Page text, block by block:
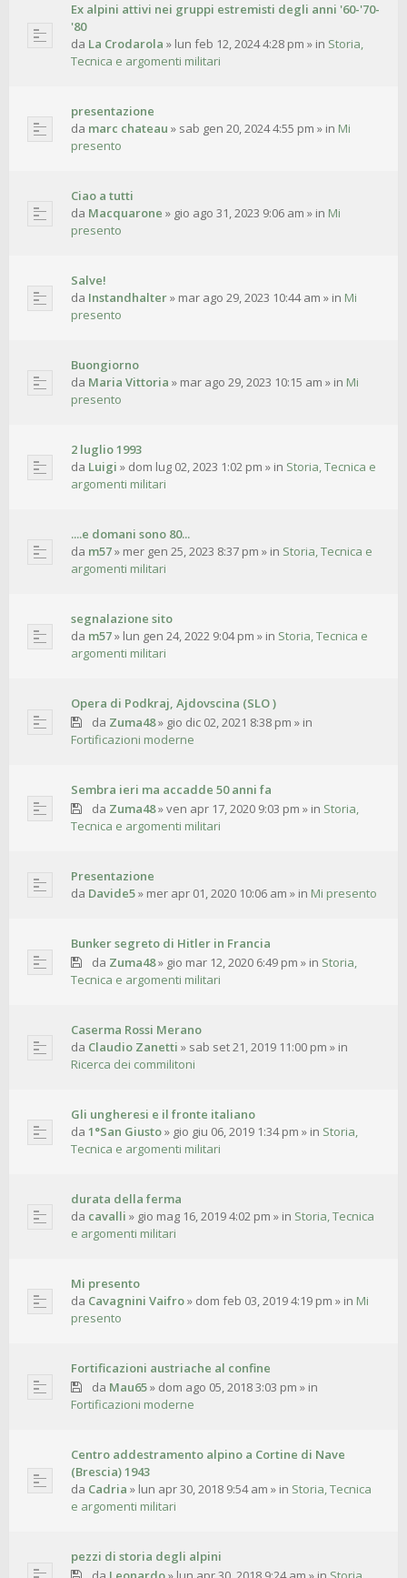
Ex alpini attivi nei gruppi estremisti degli anni '60-'70-
'80
da La Crodarola » lun feb 12, 2024 4:28 pm » in Storia,
Tecnica e argomenti militari
presentazione
da marc chateau » sab gen 20, 2024 4:55 pm » in Mi
presento
Ciao a tutti
da Macquarone » gio ago 31, 2023 9:06 am » in Mi
presento
Salve!
da Instandhalter» mar ago 29, 2023 10:44 am » in Mi
presento
Buongiorno
da Maria Vittoria » mar ago 29, 2023 10:15 am » in Mi
presento
2 luglio 1993
da Luigi » dom lug 02, 2023 1:02 pm » in Storia, Tecnica e
argomenti militari
....e domani sono 80...
da m57» mer gen 25, 2023 8:37 pm » in Storia, Tecnica e
argomenti militari
segnalazione sito
da m57» lun gen 24, 2022 9:04 pm » in Storia, Tecnica e
argomenti militari
Opera di Podkraj, Ajdovscina (SLO )
da Zuma48» gio dic 02, 2021 8:38 pm » in
Fortificazioni moderne
Sembra ieri ma accadde 50 anni fa
da Zuma48»ven apr 17, 2020 9:03 pm » in Storia,
Tecnica e argomenti militari
Presentazione
da Davide5» mer apr 01, 2020 10:06 am » in Mi presento
Bunker segreto di Hitler in Francia
da Zuma48» gio mar 12, 2020 6:49 pm » in Storia,
Tecnica e argomenti militari
Caserma Rossi Merano
da Claudio Zanetti » sab set 21, 2019 11:00 pm » in
Ricerca dei commilitoni
Gli ungheresi e il fronte italiano
da 1°San Giusto» gio giu 06, 2019 1:34 pm » in Storia,
Tecnica e argomenti militari
durata della ferma
da cavalli » gio mag 16, 2019 4:02 pm » in Storia, Tecnica
e argomenti militari
Mi presento
da Cavagnini Vaifro» dom feb 03, 2019 4:19 pm » in Mi
presento
Fortificazioni austriache al confine
da Mau65» dom ago 05, 2018 3:03 pm » in
Fortificazioni moderne
Centro addestramento alpino a Cortine di Nave
(Brescia) 1943
da Cadria » lun apr 30, 2018 9:54 am » in Storia, Tecnica
e argomenti militari
pezzi di storia degli alpini